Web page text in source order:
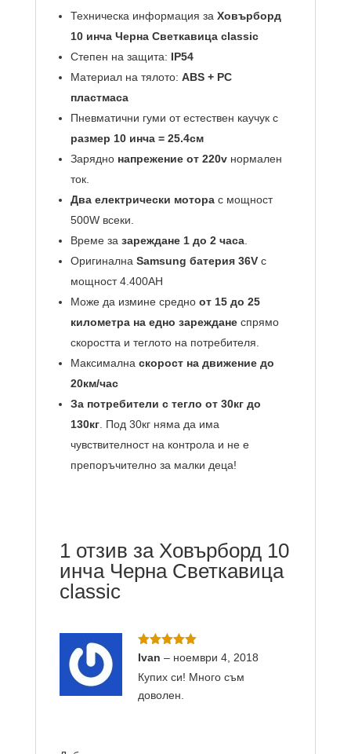
Техническа информация за Ховърборд
10 инча Черна Светкавица classic
Степен на защита: IP54
Материал на тялото: ABS + PC
пластмаса
Пневматични гуми от естествен каучук с
размер 10 инча = 25.4см
Зарядно напрежение от 220vнормален
ток.
Два електрически моторас мощност
500W всеки.
Време за зареждане 1 до 2 часа.
Оригинална Samsung батерия 36Vс
мощност 4.400AH
Може да измине средно от 15 до 25
километра на едно зарежданеспрямо
скоростта и теглото на потребителя.
Максимална скорост на движение до
20км/час
За потребители с тегло от 30кг до
130кг. Под 30кг няма да има
чувствителност на контрола и не е
препоръчително за малки деца!
1 отзив за Ховърборд 10
инча Черна Светкавица
classic
Оценено с
Ivan – ноември 4, 2018
Купих си! Много съм
доволен.